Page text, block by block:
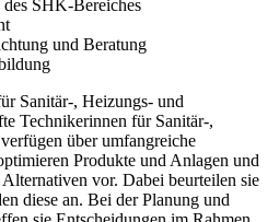
SHK-Bereiches
und Beratung
Sanitär-, Heizungs- und
Technikerinnen für Sanitär-,
über umfangreiche
Produkte und An­lagen und
vor. Dabei beurteilen sie
diese an. Bei der Planung und